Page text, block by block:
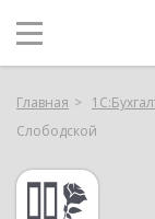
Главная
Слободской